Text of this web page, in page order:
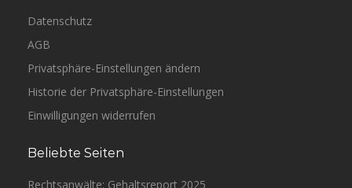
Datenschutz
AGB
Privatsphäre-Einstellungen ändern
Historie der Privatsphäre-Einstellungen
Einwilligungen widerrufen
Beliebte Seiten
Rechtsanwälte: Gehaltsreport 2025